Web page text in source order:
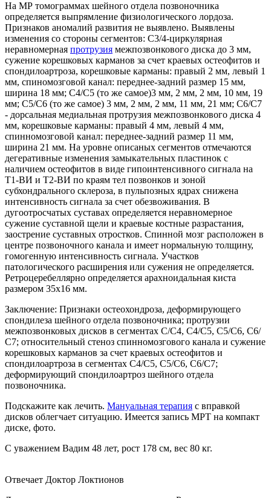
На МР томограммах шейного отдела позвоночника
определяется выпрямление физиологического лордоза.
Признаков аномалий развития не выявлено. Выявлены
изменения со стороны сегментов: С3/4-циркулярная
неравномерная протрузия межпозвонкового диска до 3 мм,
сужение корешковых карманов за счет краевых остеофитов и
спондилоартроза, корешковые карманы: правый 2 мм, левый 1
мм, спиномозговой канал: переднее-задний размер 15 мм,
ширина 18 мм; С4/С5 (то же самое)3 мм, 2 мм, 2 мм, 10 мм, 19
мм; С5/С6 (то же самое) 3 мм, 2 мм, 2 мм, 11 мм, 21 мм; С6/С7
- дорсальная медиальная протрузия межпозвонкового диска 4
мм, корешковые карманы: правый 4 мм, левый 4 мм,
спинномозговой канал: переднее-задний размер 11 мм,
ширина 21 мм. На уровне описаных сегментов отмечаются
дегеративные изменения замыкательных пластинок с
наличием остеофитов в виде гипоинтенсивного сигнала на
Т1-ВИ и Т2-ВИ по краям тел позвонков и зоной
субхондрального склероза, в пульпозных ядрах снижена
интенсивность сигнала за счет обезвоживания. В
дугоотросчатых суставах определяется неравномерное
сужение суставной щели и краевые костные разрастания,
заострение суставных отростков. Спинной мозг расположен в
центре позвоночного канала и имеет нормальную толщину,
гомогенную интенсивность сигнала. Участков
патологического расширения или сужения не определяется.
Ретроцеребеллярно определяется арахноидальная киста
размером 35х16 мм.
Заключение: Признаки остеохондроза, деформирующего
спондилеза шейного отдела позвоночника; протрузии
межпозвонковых дисков в сегментах С/С4, С4/С5, С5/С6, С6/
С7; относительный стеноз спинномозгового канала и сужение
корешковых карманов за счет краевых остеофитов и
спондилоартроза в сегментах С4/С5, С5/С6, С6/С7;
деформирующий спондилоартроз шейного отдела
позвоночника.
Подскажите как лечить. Мануальная терапия с вправкой
дисков облегчает ситуацию. Имеется запись МРТ на компакт
диске, фото.
С уважением Вадим 48 лет, рост 178 см, вес 80 кг.
Отвечает Доктор Локтионов